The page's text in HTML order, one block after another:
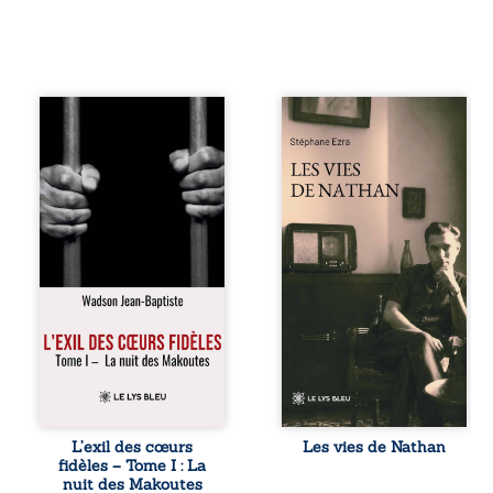
« Une nuit suffit
parfois pour briser
une famille… mais
certaines fidélités
traversent les
années. » Haïti,
sous la dictature
des Duvalier. La
peur s’étend
jusque dans les
villages les plus
reculés. À Bainet,
Jean-Joël Joli
mène une
avec sa famille.
respecté, il refuse
pourtant de
fermer les yeux
L’exil des cœurs
fidèles – Tome I : La
nuit des Makoutes
Les vies de
Nathan est un
né en trois jours,
au printemps
2026. Pour la
première fois,
Stéphane Ezra,
médium, a pu
communiquer
avec son père,
disparu depuis
plus de vingt ans
et qu’il n’a jamais
connu. De ce
dialogue par-delà
la mort naissent
des poèmes qui
retracent une vie
Les vies de Nathan